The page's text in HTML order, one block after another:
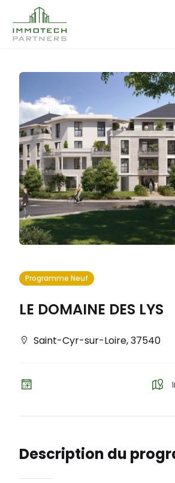
Programme Neuf
LE DOMAINE DES LYS
Saint-Cyr-sur-Loire,37540
Description du